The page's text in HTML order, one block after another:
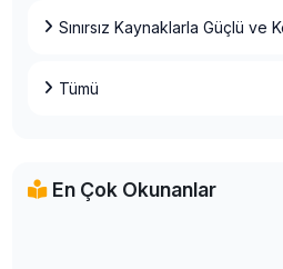
Sınırsız Kaynaklarla Güçlü ve
Tümü
En Çok Okunanlar